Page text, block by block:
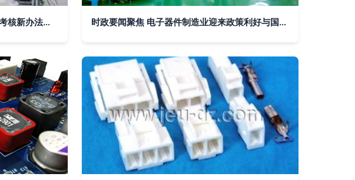
最高奖6000万丨四川县域经济发展考核新办法，泸州区县你看好谁？电子器件制造的机遇与挑战 时政要闻聚焦 电子器件制造业迎来政策利好与国际竞争新局